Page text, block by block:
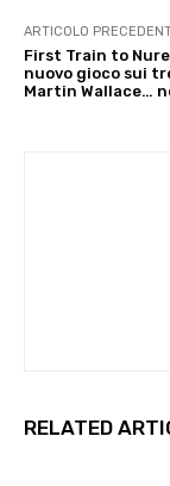
ARTICOLO
First Train to
nuovo gioco sui
Martin Wallace…
RELATED